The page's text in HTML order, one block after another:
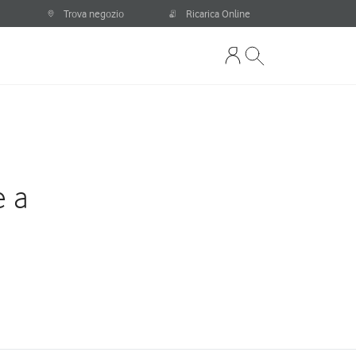
Trova negozio Ricarica Online
a